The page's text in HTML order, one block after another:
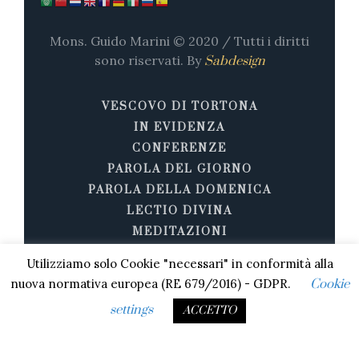
Mons. Guido Marini © 2020 / Tutti i diritti
sono riservati. By Sabdesign
VESCOVO DI TORTONA
IN EVIDENZA
CONFERENZE
PAROLA DEL GIORNO
PAROLA DELLA DOMENICA
LECTIO DIVINA
MEDITAZIONI
STORIE DI SANTITÀ
VIDEO E AUDIO
Utilizziamo solo Cookie "necessari" in conformità alla
nuova normativa europea (RE 679/2016) - GDPR.
Cookie
settings
ACCETTO